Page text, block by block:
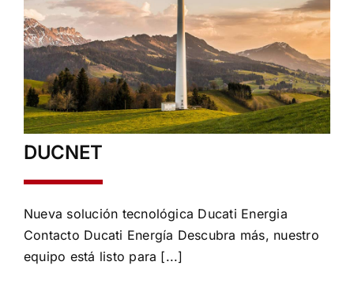
DUCNET
Nueva solución tecnológica Ducati Energia
Contacto Ducati Energía Descubra más, nuestro
equipo está listo para [...]